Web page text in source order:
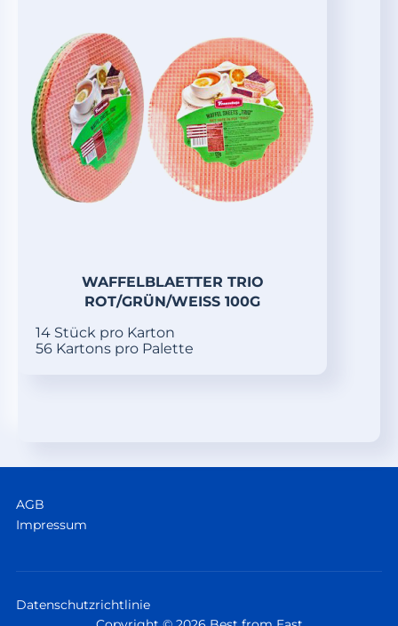
WAFFELBLAETTER TRIO
ROT/GRÜN/WEISS 100G
14 Stück pro Karton
56 Kartons pro Palette
AGB
Impressum
Datenschutzrichtlinie